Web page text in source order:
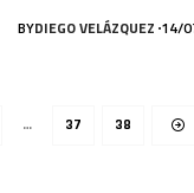
BYDIEGO VELÁZQUEZ 14/
… 37 38